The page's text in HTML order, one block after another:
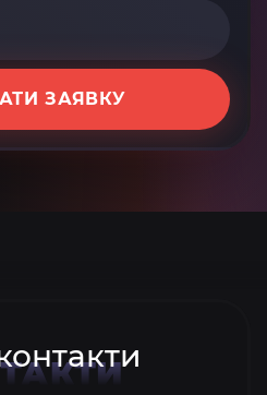
ЗАЯВКУ